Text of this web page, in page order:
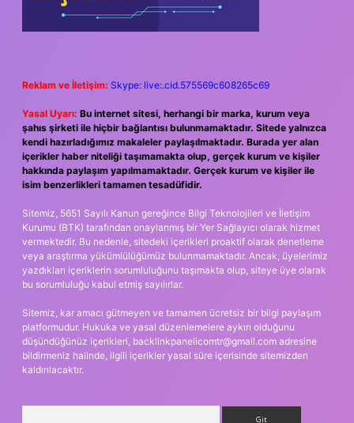
Reklam ve İletişim: Skype: live:.cid.575569c608265c69
Yasal Uyarı: Bu internet sitesi, herhangi bir marka, kurum veya
şahıs şirketi ile hiçbir bağlantısı bulunmamaktadır. Sitede yalnızca
kendi hazırladığımız makaleler paylaşılmaktadır. Burada yer alan
içerikler haber niteliği taşımamakta olup, gerçek kurum ve kişiler
hakkında paylaşım yapılmamaktadır. Gerçek kurum ve kişiler ile
isim benzerlikleri tamamen tesadüfidir.
Sitemiz, 5651 Sayılı Kanun gereğince Bilgi Teknolojileri ve İletişim
Kurumu (BTK) tarafından onaylanmış bir Yer Sağlayıcı olarak hizmet
vermektedir. Bu nedenle, sitedeki içerikleri proaktif olarak denetleme
veya araştırma yükümlülüğümüz bulunmamaktadır. Ancak, üyelerimiz
yazdıkları içeriklerin sorumluluğunu taşımakta olup, siteye üye olarak
bu sorumluluğu kabul etmiş sayılırlar.
Sitemiz, kar amacı gütmeyen ve tamamen ücretsiz bir bilgi paylaşım
platformudur. Hukuka ve yasal düzenlemelere aykırı olduğunu
düşündüğünüz içerikleri, backlinkpanelicomtr@gmail.com adresine
bildirmeniz halinde, ilgili içerikler yasal süre içerisinde sitemizden
kaldırılacaktır.